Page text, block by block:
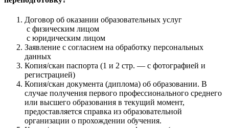
Договор об оказании образовательных услуг
с физическим лицом
с юридическим лицом
Заявление с согласием на обработку персональных
данных
Копия/скан паспорта (1 и 2 стр. — с фотографией и
регистрацией)
Копия/скан документа (диплома) об образовании. В
случае получения первого профессионального среднего
или высшего образования в текущий момент,
предоставляется справка из образовательной
организации о прохождении обучения.